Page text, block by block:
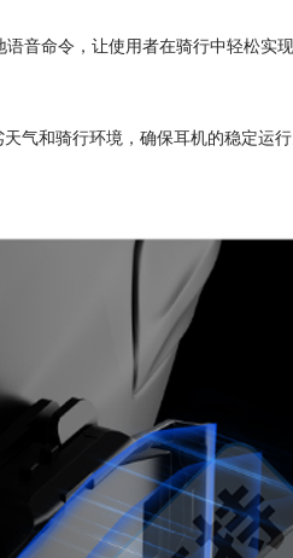
音命令，让使用者在骑行中轻松实
气和骑行环境，确保耳机的稳定运行